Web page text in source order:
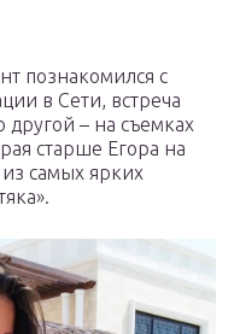
познакомился с
в Сети, встреча
– на съемках
старше Егора на
самых ярких